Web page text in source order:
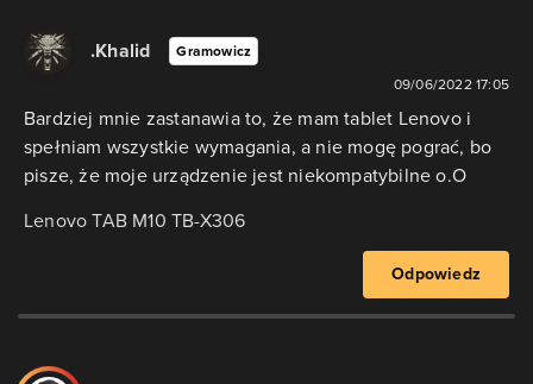
.Khalid Gramowicz
09/06/2022 17:05
Bardziej mnie zastanawia to, że mam tablet Lenovo i
spełniam wszystkie wymagania, a nie mogę pograć, bo
pisze, że moje urządzenie jest niekompatybilne o.O
Lenovo TAB M10 TB-X306
Odpowiedz